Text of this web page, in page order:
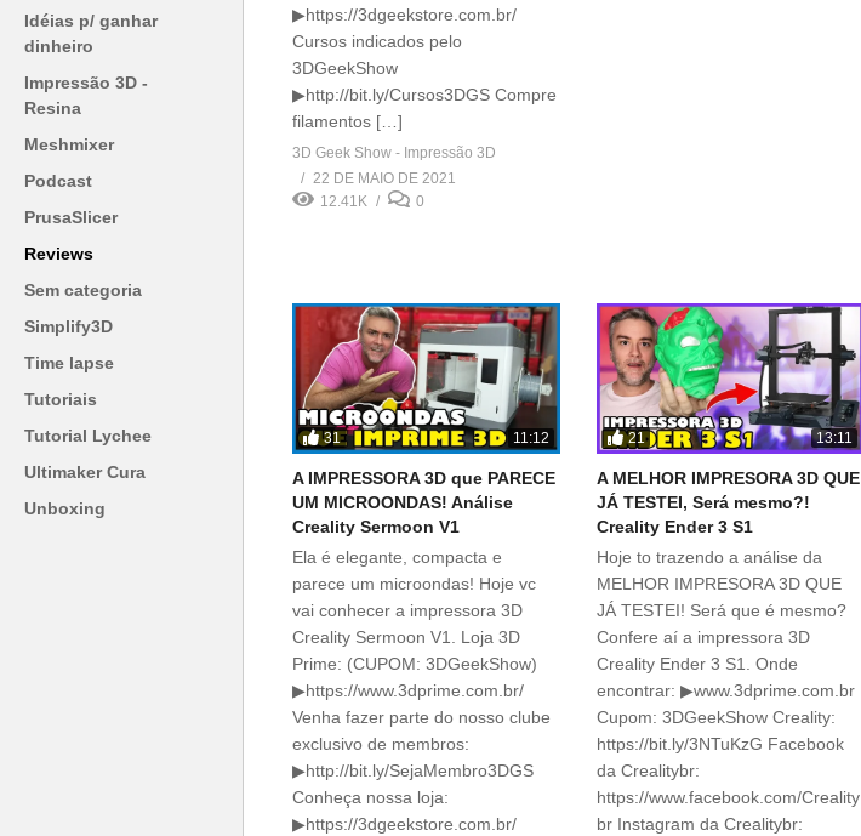
Idéias p/ ganhar
dinheiro
Impressão 3D -
Resina
Meshmixer
Podcast
PrusaSlicer
Reviews
Sem categoria
Simplify3D
Time lapse
Tutoriais
Tutorial Lychee
Ultimaker Cura
Unboxing
▶https://3dgeekstore.com.br/
Cursos indicados pelo
3DGeekShow
▶http://bit.ly/Cursos3DGS Compre
filamentos […]
3D Geek Show - Impressão 3D
22 DE MAIO DE 2021
12.41K
0
31 11:12
A IMPRESSORA 3D que PARECE
UM MICROONDAS! Análise
Creality Sermoon V1
Ela é elegante, compacta e
parece um microondas! Hoje vc
vai conhecer a impressora 3D
Creality Sermoon V1. Loja 3D
Prime: (CUPOM: 3DGeekShow)
▶https://www.3dprime.com.br/
Venha fazer parte do nosso clube
exclusivo de membros:
▶http://bit.ly/SejaMembro3DGS
Conheça nossa loja:
▶https://3dgeekstore.com.br/
21 13:11
A MELHOR IMPRESORA 3D QUE
JÁ TESTEI, Será mesmo?!
Creality Ender 3 S1
Hoje to trazendo a análise da
MELHOR IMPRESORA 3D QUE
JÁ TESTEI! Será que é mesmo?
Confere aí a impressora 3D
Creality Ender 3 S1. Onde
encontrar: ▶www.3dprime.com.br
Cupom: 3DGeekShow Creality:
https://bit.ly/3NTuKzG Facebook
da Crealitybr:
https://www.facebook.com/Creality
br Instagram da Crealitybr: